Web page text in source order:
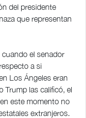
del presidente
que representan
cuando el senador
a si
Los Ángeles eran
Trump las calificó, el
este momento no
extranjeros.